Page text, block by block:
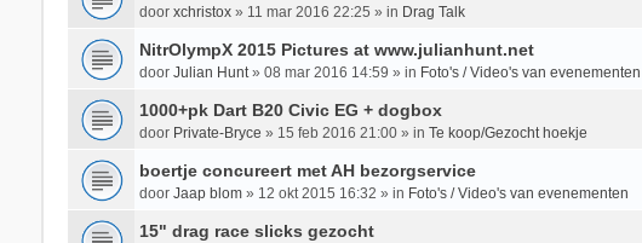
door xchristox» 11 mar 2016 22:25 » in Drag Talk
NitrOlympX 2015 Pictures at www.julianhunt.net
door Julian Hunt» 08 mar 2016 14:59 » in Foto's / Video's van evenementen
1000+pk Dart B20 Civic EG + dogbox
door Private-Bryce » 15 feb 2016 21:00» in Te koop/Gezocht hoekje
boertje concureert met AH bezorgservice
door Jaap blom» 12 okt 2015 16:32 » in Foto's / Video's van evenementen
15" drag race slicks gezocht